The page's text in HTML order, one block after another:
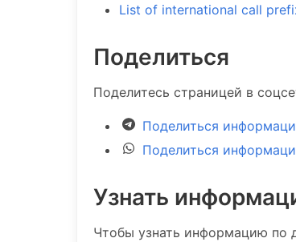
List of international call
Поделиться
Поделитесь страницей в
Поделиться
Поделиться
Узнать
Чтобы узнать информацию по